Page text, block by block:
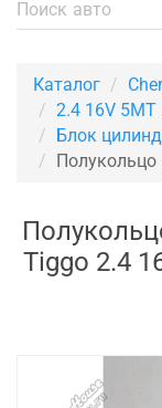
Каталог
2.4 16V
Блок
Полукольцо
Tiggo 2.4